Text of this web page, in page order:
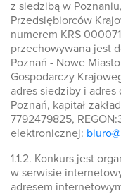
z siedzibą w
Przedsiębiorców
numerem KRS
przechowywana jest
Poznań - Nowe
Gospodarczy
adres siedziby i adres
Poznań, kapitał
7792479825,
elektronicznej:
1.1.2. Konkurs jest
w serwisie
adresem